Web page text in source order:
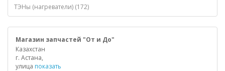
ТЭНы (нагреватели) (172)
Магазин запчастей "От и До"
Казахстан
г. Астана,
улица показать